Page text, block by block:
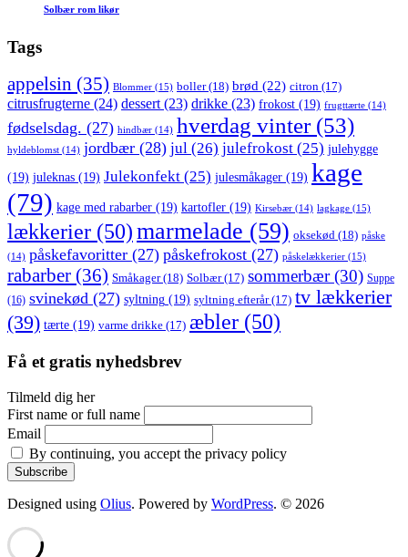
Solbær rom likør
Tags
appelsin (35) Blommer (15) boller(18) brød (22) citron (17)
citrusfrugterne (24) dessert (23) drikke (23) frokost (19) frugttærte (14)
fødselsdag. (27) hindbær (14) hverdag vinter(53)
hyldeblomst (14) jordbær (28) jul (26) julefrokost (25) julehygge
(19) juleknas (19) Julekonfekt (25) julesmåkager (19) kage
(79) kage med rabarber (19) kartofler (19) Kirsebær (14) lagkage (15)
lækkerier (50)marmelade (59) oksekød (18) påske
(14) påskefavoritter (27) påskefrokost (27) påskelækkerier (15)
rabarber (36) Småkager(18) Solbær(17) sommerbær(30) Suppe
(16) svinekød (27) syltning (19) syltning efterår(17) tv lækkerier
(39) tærte (19) varme drikke (17) æbler (50)
Få et gratis nyhedsbrev
Tilmeld dig her
First name or full name
Email
By continuing, you accept the privacy policy
Designed using Olius. Powered by WordPress. © 2026